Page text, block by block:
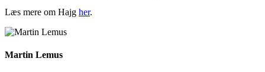
Læs mere om Hajg her.
Martin Lemus